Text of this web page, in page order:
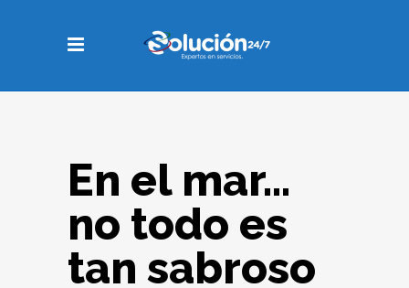
En el mar…
no todo es
tan sabroso